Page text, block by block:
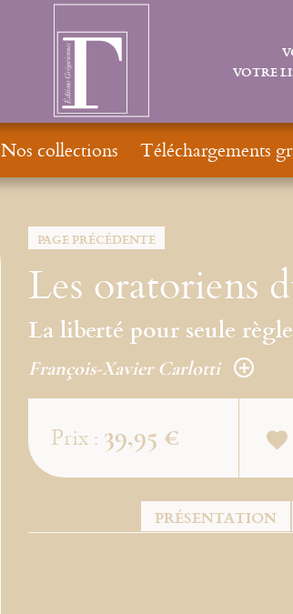
PAGE PRÉCÉDENTE
Les oratoriens
La liberté pour seule
François-Xavier Carlotti
Prix : 39,95 €
PRÉSENTATION
VOTRE
Nos collections Téléchargements